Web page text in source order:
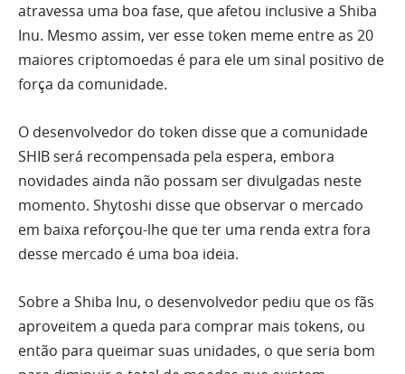
atravessa uma boa fase, que afetou inclusive a Shiba
Inu. Mesmo assim, ver esse token meme entre as 20
maiores criptomoedas é para ele um sinal positivo de
força da comunidade.
O desenvolvedor do token disse que a comunidade
SHIB será recompensada pela espera, embora
novidades ainda não possam ser divulgadas neste
momento. Shytoshi disse que observar o mercado
em baixa reforçou-lhe que ter uma renda extra fora
desse mercado é uma boa ideia.
Sobre a Shiba Inu, o desenvolvedor pediu que os fãs
aproveitem a queda para comprar mais tokens, ou
então para queimar suas unidades, o que seria bom